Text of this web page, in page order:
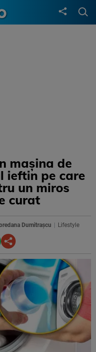
mașina de
ieftin pe care
un miros
curat
Dumitrașcu Lifestyle